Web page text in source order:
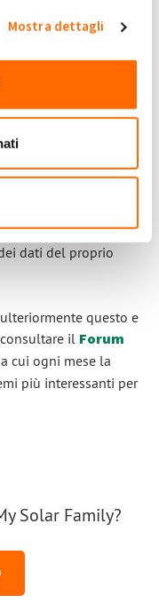
Mostra dettagli
il
dalla retefino
passo dopo
visione sempre più
dati del proprio
questo e
il Forum
cui ogni mese la
più interessanti per
Solar Family?